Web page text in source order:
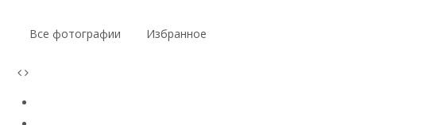
Все фотографии Избранное